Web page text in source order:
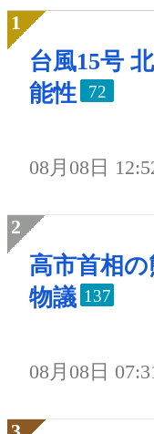
台風15号
能性
72
08月08日
高市首相
物議 137
08月08日